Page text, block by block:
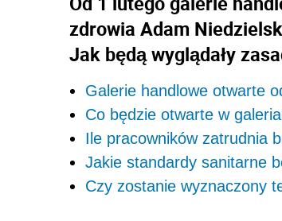
zdrowia Adam
Jak będą wyglądały
Galerie handlowe otwarte
Co będzie otwarte w
Ile pracowników zatrudnia
Jakie standardy sanitarne
Czy zostanie wyznaczony